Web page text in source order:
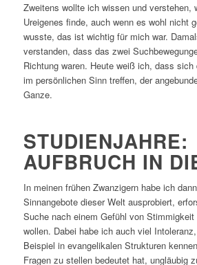
Zweitens wollte ich wissen und verstehen,
Ureigenes finde, auch wenn es wohl nicht
wusste, das ist wichtig für mich war.
verstanden, dass das zwei
Richtung waren. Heute weiß ich, dass sich
im persönlichen Sinn treffen, der
Ganze.
STUDIENJAHRE:
AUFBRUCH IN
In meinen frühen Zwanzigern habe ich
Sinnangebote dieser Welt ausprobiert,
Suche nach einem Gefühl von
wollen. Dabei habe ich auch viel
Beispiel in evangelikalen Strukturen
Fragen zu stellen bedeutet hat, ungläubig